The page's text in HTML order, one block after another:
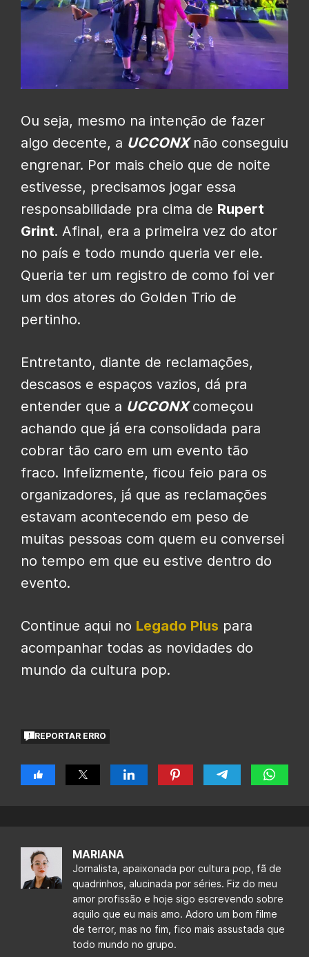
Ou seja, mesmo na intenção de fazer
algo decente, a UCCONXnão conseguiu
engrenar. Por mais cheio que de noite
estivesse, precisamos jogar essa
responsabilidade pra cima de Rupert
Grint. Afinal, era a primeira vez do ator
no país e todo mundo queria ver ele.
Queria ter um registro de como foi ver
um dos atores do Golden Trio de
pertinho.
Entretanto, diante de reclamações,
descasos e espaços vazios, dá pra
entender que a UCCONXcomeçou
achando que já era consolidada para
cobrar tão caro em um evento tão
fraco. Infelizmente, ficou feio para os
organizadores, já que as reclamações
estavam acontecendo em peso de
muitas pessoas com quem eu conversei
no tempo em que eu estive dentro do
evento.
Continue aqui no Legado Plus para
acompanhar todas as novidades do
mundo da cultura pop.
REPORTAR ERRO
MARIANA
Jornalista, apaixonada por cultura pop, fã de
quadrinhos, alucinada por séries. Fiz do meu
amor profissão e hoje sigo escrevendo sobre
aquilo que eu mais amo. Adoro um bom filme
de terror, mas no fim, fico mais assustada que
todo mundo no grupo.